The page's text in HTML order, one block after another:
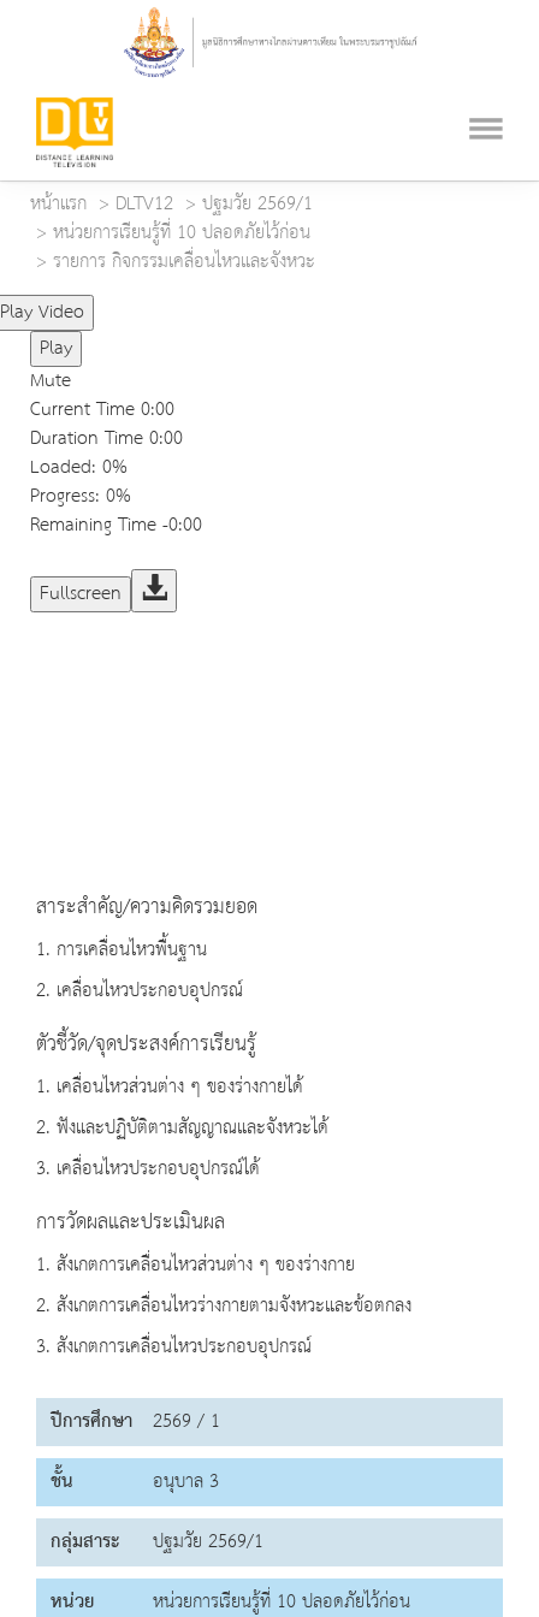
หน้าแรก DLTV12
ปฐมวัย 2569/1
หน่วยการเรียนรู้ที่ 10 ปลอดภัยไว้ก่อน
รายการ กิจกรรมเคลื่อนไหวและจังหวะ
Play Video
Play
Mute
Current Time0:00
Duration Time0:00
Loaded: 0%
Progress: 0%
Remaining Time-0:00
Fullscreen
สาระสำคัญ/ความคิดรวมยอด
1. การเคลื่อนไหวพื้นฐาน
2. เคลื่อนไหวประกอบอุปกรณ์
ตัวชี้วัด/จุดประสงค์การเรียนรู้
1. เคลื่อนไหวส่วนต่าง ๆ ของร่างกายได้
2. ฟังและปฏิบัติตามสัญญาณและจังหวะได้
3. เคลื่อนไหวประกอบอุปกรณ์ได้
การวัดผลและประเมินผล
1. สังเกตการเคลื่อนไหวส่วนต่าง ๆ ของร่างกาย
2. สังเกตการเคลื่อนไหวร่างกายตามจังหวะและข้อตกลง
3. สังเกตการเคลื่อนไหวประกอบอุปกรณ์
ปีการศึกษา 2569 / 1
ชั้น
อนุบาล 3
กลุ่มสาระ
ปฐมวัย 2569/1
หน่วย
หน่วยการเรียนรู้ที่ 10 ปลอดภัยไว้ก่อน